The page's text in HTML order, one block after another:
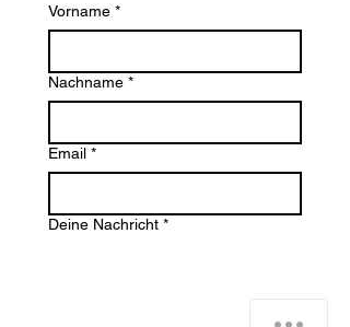
Vorname *
Nachname *
Email *
Deine Nachricht *